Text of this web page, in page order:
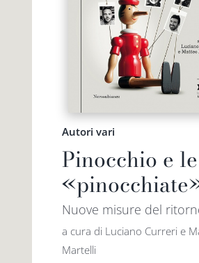
Autori vari
Pinocchio e le
Nuove misure del
a cura di Luciano Curreri e
Martelli